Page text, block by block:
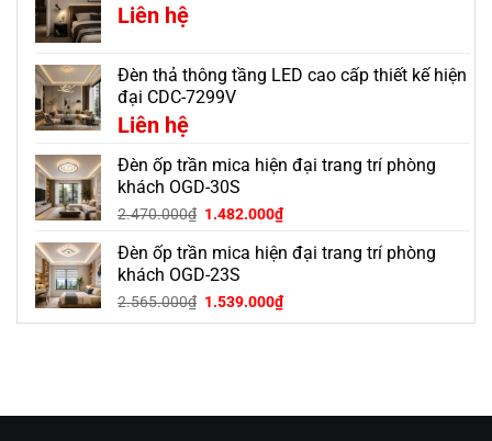
Liên hệ
Đèn thả thông tầng LED cao cấp thiết kế hiện
đại CDC-7299V
Liên hệ
Đèn ốp trần mica hiện đại trang trí phòng
khách OGD-30S
2.470.000₫ Giá
là:
2.470.000₫.
1.482.000₫Giá
tại
1.482.000₫.
Đèn ốp trần mica hiện đại trang trí phòng
khách OGD-23S
2.565.000₫ Giá
gốc
1.539.000₫Giá
hiện